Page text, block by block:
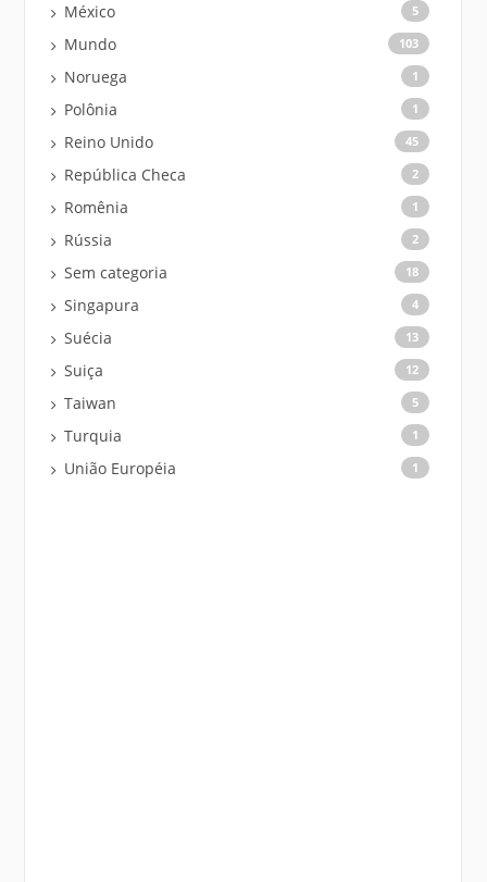
México 5
Mundo 103
Noruega 1
Polônia 1
Reino Unido 45
República Checa 2
Romênia 1
Rússia 2
Sem categoria 18
Singapura 4
Suécia 13
Suiça 12
Taiwan 5
Turquia 1
União Européia 1